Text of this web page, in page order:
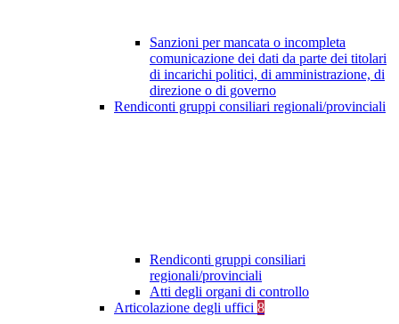
Sanzioni per mancata o incompleta
comunicazione dei dati da parte dei titolari
di incarichi politici, di amministrazione, di
direzione o di governo
Rendiconti gruppi consiliari regionali/provinciali
Rendiconti gruppi consiliari
regionali/provinciali
Atti degli organi di controllo
Articolazione degli uffici 8